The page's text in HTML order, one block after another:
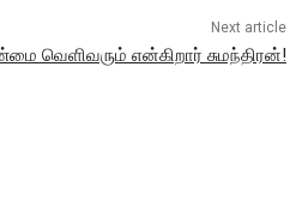
Next article
வெளிவரும் என்கிறார் சுமந்திரன்!